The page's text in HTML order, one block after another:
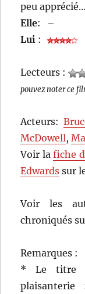
peu apprécié…
Elle:
–
Lui :
Lecteurs :
pouvez noter ce
Acteurs:
McDowell,
Voir lafiche
Edwards sur
Voir les
chroniqués
Remarques :
* Le titre